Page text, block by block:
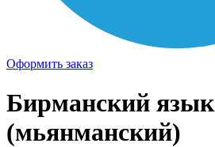
Оформить заказ
Бирманский язык
(мьянманский)